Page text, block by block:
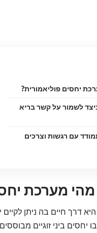
יחסים פוליאמורית?
לשמור על קשר בריא
עם רגשות וצרכים
מערכת
דרך חיים בה ניתן
יחסים ביני זוגיים